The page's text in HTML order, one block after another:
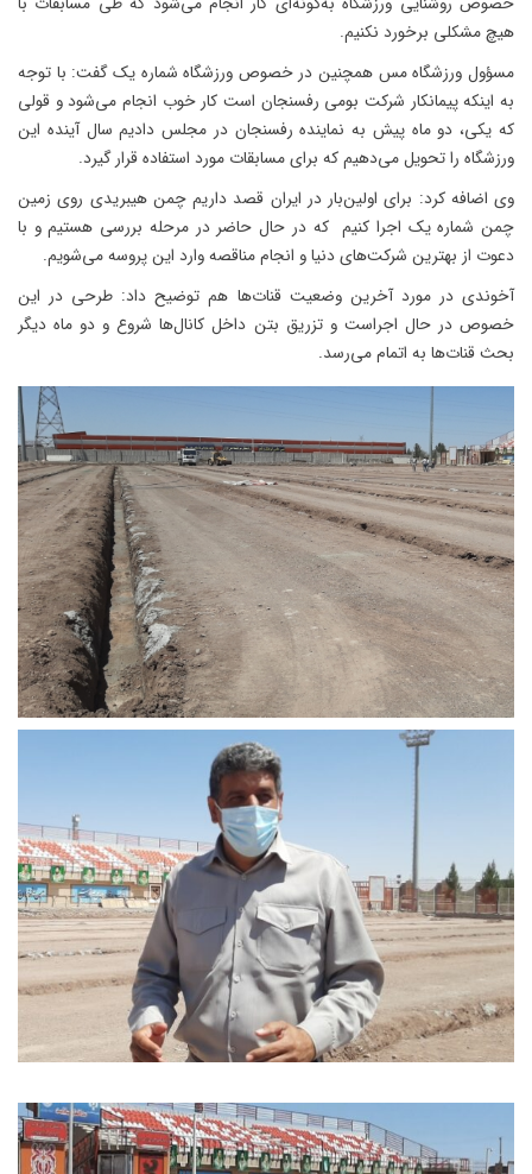
هیچ مشکلی برخورد نکنیم.
مسؤول ورزشگاه مس همچنین در خصوص ورزشگاه شماره یک گفت: با توجه
به اینکه پیمانکار شرکت بومی رفسنجان است کار خوب انجام می‌شود و قولی
که یکی‌، دو ماه پیش به نماینده رفسنجان در مجلس دادیم سال آینده این
ورزشگاه را تحویل می‌دهیم که برای مسابقات مورد استفاده قرار گیرد.
وی اضافه کرد: برای اولین‌بار در ایران قصد داریم چمن هیبریدی روی زمین
چمن شماره یک اجرا کنیم که در حال حاضر در مرحله بررسی هستیم و با
دعوت از بهترین شرکت‌های دنیا و انجام مناقصه وارد این پروسه می‌شویم.
آخوندی در مورد آخرین وضعیت قنات‌ها هم توضیح داد: طرحی در این
خصوص در حال اجراست و تزریق بتن داخل کانال‌ها شروع و دو ماه دیگر
بحث قنات‌ها به اتمام می‌رسد.